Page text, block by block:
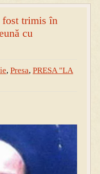
fost trimis în
cu
, Presa, PRESA "LA